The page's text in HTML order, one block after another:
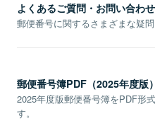
よくあるご質問・お問い合わせ
郵便番号に関するさまざまな疑問
郵便番号簿PDF（2025年度版）
2025年度版郵便番号簿をPDF形
す。